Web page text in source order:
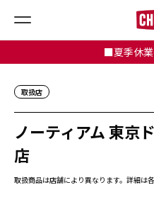
■夏季休
取扱店
ノーティアム 東京
店
取扱商品は店舗により異なります。詳細は